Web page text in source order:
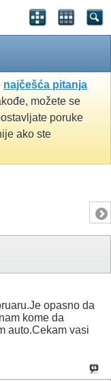
najčešća pitanja
možete se
poruke
ako ste
opasno da
kome da
auto.Cekam vasi